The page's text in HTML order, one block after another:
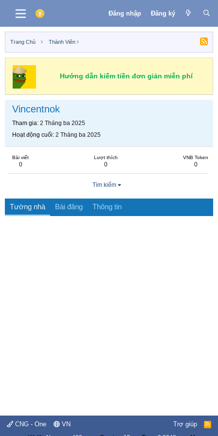
Đăng nhập Đăng ký
Trang Chủ Thành Viên
Hướng dẫn kiếm tiền đơn giản miễn phí
Vincentnok
Tham gia 2 Tháng ba 2025
Hoạt động cuối 2 Tháng ba 2025
Bài viết
0
Lượt thích
0
VNB Token
0
Tìm kiếm
Tường nhà Bài đăng Thông tin
CNG - One VN Trợ giúp
R